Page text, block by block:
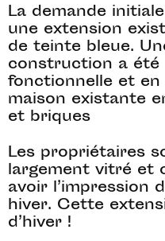
La demande
une extension
de teinte bleue.
construction a été
fonctionnelle et
maison existante
et briques
Les propriétaires
largement vitré et
avoir l’impression
hiver. Cette
d’hiver !